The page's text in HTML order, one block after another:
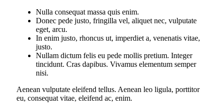
Nulla consequat massa quis enim.
Donec pede justo, fringilla vel, aliquet nec, vulputate
eget, arcu.
In enim justo, rhoncus ut, imperdiet a, venenatis vitae,
justo.
Nullam dictum felis eu pede mollis pretium. Integer
tincidunt. Cras dapibus. Vivamus elementum semper
nisi.
Aenean vulputate eleifend tellus. Aenean leo ligula, porttitor
eu, consequat vitae, eleifend ac, enim.